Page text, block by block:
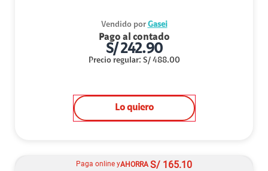
Vendido por Gasei
Pago al contado
S/242.90
Precio regular: S/ 488.00
Lo quiero
Paga online yAHORRA S/ 165.10